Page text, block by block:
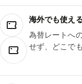
海外でも使え
為替レートへ
せず、どこで